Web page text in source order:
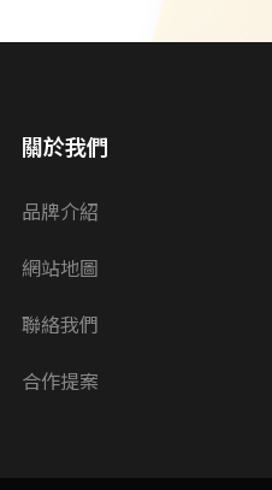
關於我們
品牌介紹
網站地圖
聯絡我們
合作提案